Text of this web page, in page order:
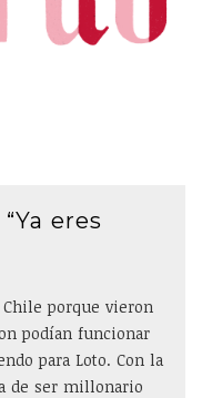
eres
Chile porque vieron
podían funcionar
para Loto. Con la
de ser millonario